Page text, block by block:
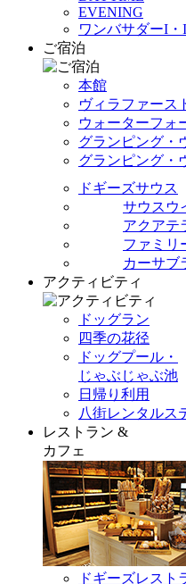
EVENING
ワンバサダーI・
ご宿泊
本館
ヴィラファース
ウォーターフォ
グランピング・
グランピング・
ドギーズサウス
サウスウ
アクアテ
ファミリ
カーサブ
アクティビティ
ドッグラン
四季の花径
ドッグプール・
じゃぶじゃぶ池
日帰り利用
八街レンタルス
レストラン &
カフェ
ドギーズレスト